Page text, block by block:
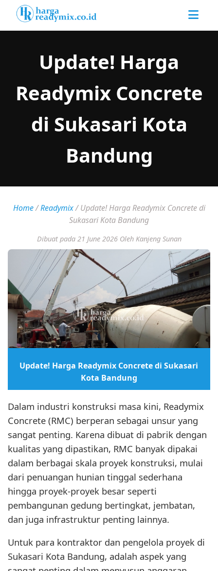
Update! Harga
Readymix Concrete
di Sukasari Kota
Bandung
Home/Readymix/Update! Harga Readymix Concrete di
Sukasari Kota Bandung
Dibuat pada 21 June 2026 Oleh Kanjeng Sunan
Update! Harga Readymix Concrete di Sukasari
Kota Bandung
Dalam industri konstruksi masa kini, Readymix
Concrete (RMC) berperan sebagai unsur yang
sangat penting. Karena dibuat di pabrik dengan
kualitas yang dipastikan, RMC banyak dipakai
dalam berbagai skala proyek konstruksi, mulai
dari penuangan hunian tinggal sederhana
hingga proyek-proyek besar seperti
pembangunan gedung bertingkat, jembatan,
dan juga infrastruktur penting lainnya.
Untuk para kontraktor dan pengelola proyek di
Sukasari Kota Bandung, adalah aspek yang